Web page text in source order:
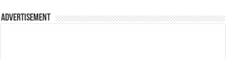
Advertisement